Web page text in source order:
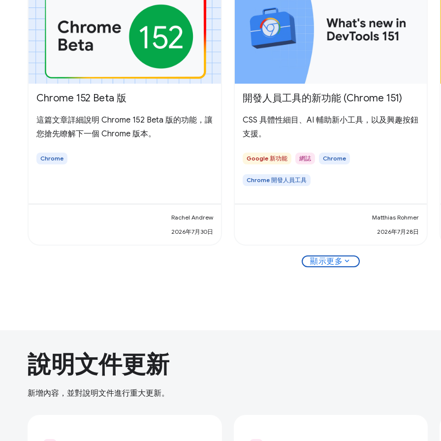
Chrome 152 Beta 版
這篇文章詳細說明 Chrome 152 Beta 版的功能，讓
您搶先瞭解下一個 Chrome 版本。
Chrome
Rachel Andrew
2026年7月30日
開發人員工具的新功能 (Chrome 151)
CSS 具體性細目、AI 輔助新小工具，以及興趣按鈕
支援。
Google 新功能 網誌 Chrome
Chrome 開發人員工具
Matthias Rohmer
2026年7月28日
顯示更多 expand_more
說明文件更新
新增內容，並對說明文件進行重大更新。